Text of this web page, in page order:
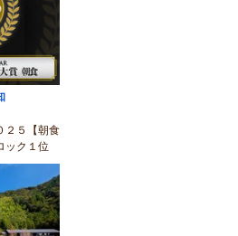
２５【朝食
ック１位